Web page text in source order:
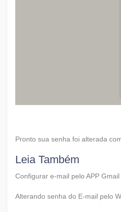
Pronto sua senha foi alterada
Leia Também
Configurar e-mail pelo APP
Alterando senha do E-mail pelo